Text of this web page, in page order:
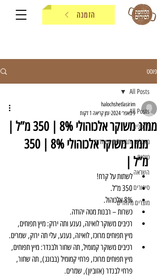
הזמנה
פוסט
All Posts
מתכונים
מאכלים ותבשילים מיוחדים
טיפים
השראה
סיפורים
מוצרים מיוחדים
All Posts
ממזג משוקר אלכוהולי 8% | 350 מ”ל |
halochshetlasirim
9 באפר׳ 2024
זמן קריאה 1 דקות
מ”ל |
לשתות על קרח!
350 מ”ל.
8% אלכוהול.
כשרות – רבנות מטה יהודה.
רכיבים משוקר לואיזה, נענע ותה ירוק: מיץ תפוחים,
מיץ תפוחים מרוכז, לואיזה, נענע, עלי תה ירוק, שמרים.
רכיבים משוקר קמומיל, תה שחור ולבנדר: מיץ תפוחים,
מיץ תפוחים מרוכז, פרחי קמומיל (בבונג), תה שחור,
פרחי לבנדר (אזוביון), שמרים.